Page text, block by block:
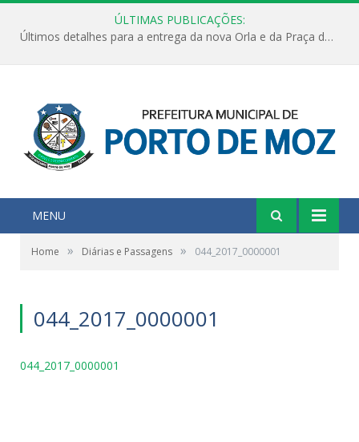
ÚLTIMAS PUBLICAÇÕES:
Últimos detalhes para a entrega da nova Orla e da Praça do Praião
MENU
Home » Diárias e Passagens » 044_2017_0000001
044_2017_0000001
044_2017_0000001